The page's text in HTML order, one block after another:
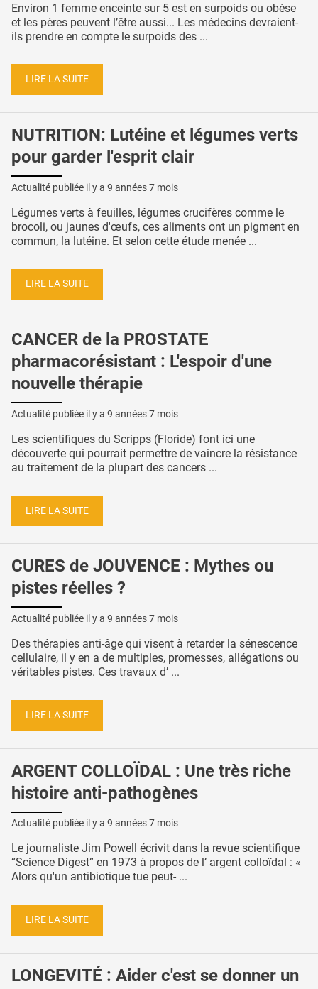
Environ 1 femme enceinte sur 5 est en surpoids ou obèse
et les pères peuvent l’être aussi... Les médecins devraient-
ils prendre en compte le surpoids des ...
LIRE LA SUITE
NUTRITION: Lutéine et légumes verts
pour garder l'esprit clair
Actualité publiée il y a 9 années 7 mois
Légumes verts à feuilles, légumes crucifères comme le
brocoli, ou jaunes d'œufs, ces aliments ont un pigment en
commun, la lutéine. Et selon cette étude menée ...
LIRE LA SUITE
CANCER de la PROSTATE
pharmacorésistant : L'espoir d'une
nouvelle thérapie
Actualité publiée il y a 9 années 7 mois
Les scientifiques du Scripps (Floride) font ici une
découverte qui pourrait permettre de vaincre la résistance
au traitement de la plupart des cancers ...
LIRE LA SUITE
CURES de JOUVENCE : Mythes ou
pistes réelles ?
Actualité publiée il y a 9 années 7 mois
Des thérapies anti-âge qui visent à retarder la sénescence
cellulaire, il y en a de multiples, promesses, allégations ou
véritables pistes. Ces travaux d’ ...
LIRE LA SUITE
ARGENT COLLOÏDAL : Une très riche
histoire anti-pathogènes
Actualité publiée il y a 9 années 7 mois
Le journaliste Jim Powell écrivit dans la revue scientifique
“Science Digest” en 1973 à propos de l’ argent colloïdal : «
Alors qu'un antibiotique tue peut- ...
LIRE LA SUITE
LONGEVITÉ : Aider c'est se donner un